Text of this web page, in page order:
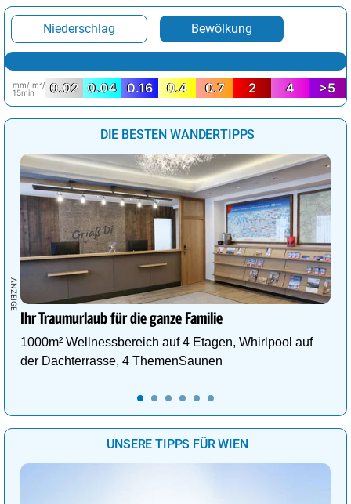
Niederschlag Bewölkung
mm/ m²/
15min
0.02 0.04 0.16 0.4 0.7 2 4 >5
DIE BESTEN WANDERTIPPS
Ihr Traumurlaub für die ganze Familie
1000m² Wellnessbereich auf 4 Etagen, Whirlpool auf
der Dachterrasse, 4 ThemenSaunen
UNSERE TIPPS FÜR WIEN